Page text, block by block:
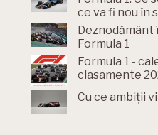
ce va fi nou în
Deznodământ
Formula 1
Formula 1 -
clasamente
Cu ce ambiții